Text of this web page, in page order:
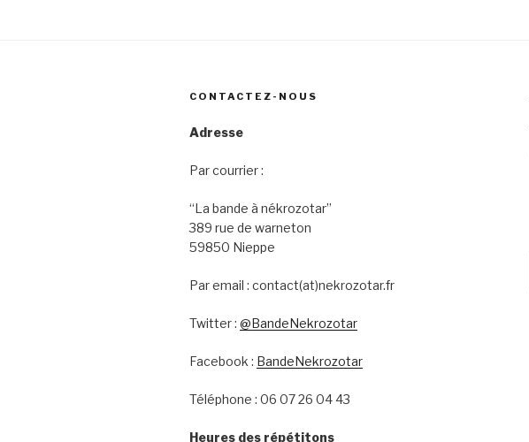
CONTACTEZ-NOUS
Adresse
Par courrier :
“La bande à nékrozotar”
389 rue de warneton
59850 Nieppe
Par email : contact(at)nekrozotar.fr
Twitter : @BandeNekrozotar
Facebook : BandeNekrozotar
Téléphone : 06 07 26 04 43
Heures des répétitons